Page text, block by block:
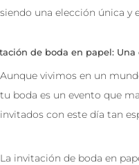
siendo una elección única y
de boda en papel:
Aunque vivimos en un
tu boda es un evento que
invitados con este día tan
La invitación de boda en